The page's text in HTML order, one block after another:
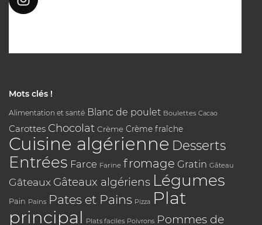
Mots clés !
Alimentation et santé Blanc de poulet Boulettes Cacao
Carottes Chocolat Crème Crème fraîche
Cuisine algérienne Desserts
Entrées Farce Farine fromage Gratin Gâteau
Gâteaux Gâteaux algériens Légumes
Pain Pains Pates et Pains Pizza Plat
principal Plats faciles Poivrons Pommes de